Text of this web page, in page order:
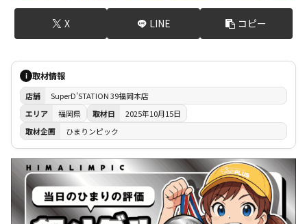
X LINE コピー
i 取材情報
店舗
SuperD'STATION 39福岡本店
エリア
福岡県 取材日
2025年10月15日
取材企画
ひまりンピック